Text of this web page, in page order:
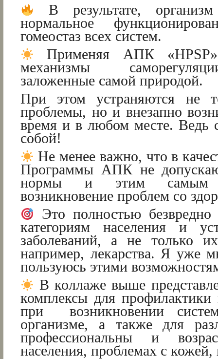
В результате, организм
нормальное
гомеостаз всех систем.
Применяя АПК
механизмы
заложенные самой природой.
При этом устраняются не
проблемы, но и внезапно
время и в любом месте. Ведь
собой!
Не менее важно, что в
Программы АПК не
нормы и этим самым
возникновение проблем со
Это полностью
категориям населения и
заболеваний, а не только
например, лекарства. Я уже
пользуюсь этими
В коллаже выше
комплексы для профилактики
при возникновении
организме, а также для
профессиональны и
населения, проблемах с